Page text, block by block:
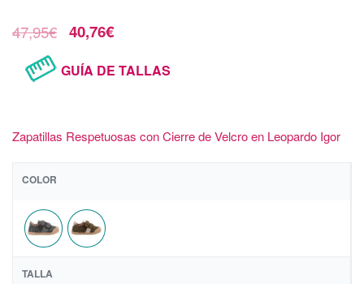
47,95€ 40,76€
GUÍA DE TALLAS
Zapatillas Respetuosas con Cierre de Velcro en Leopardo Igor
COLOR
TALLA